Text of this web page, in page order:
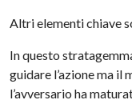
Altri elementi chiave
In questo
guidare l’azione ma il
l’avversario ha